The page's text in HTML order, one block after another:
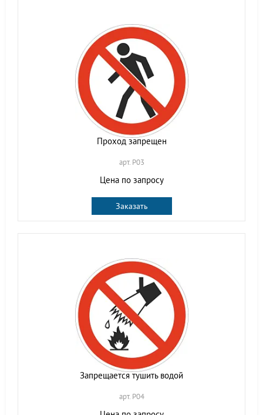
Проход запрещен
арт. P03
Цена по запросу
Заказать
Запрещается тушить водой
арт. P04